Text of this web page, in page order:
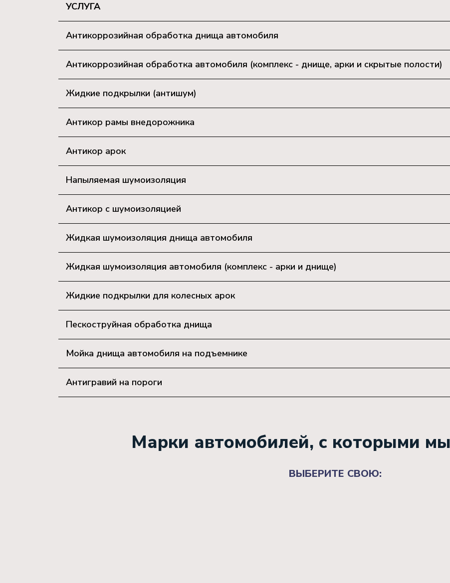
УСЛУГА
Антикоррозийная обработка днища автомобиля
Антикоррозийная обработка автомобиля (комплекс - днище, арки и скрытые полости)
Жидкие подкрылки (антишум)
Антикор рамы внедорожника
Антикор арок
Напыляемая шумоизоляция
Антикор с шумоизоляцией
Жидкая шумоизоляция днища автомобиля
Жидкая шумоизоляция автомобиля (комплекс - арки и днище)
Жидкие подкрылки для колесных арок
Пескоструйная обработка днища
Мойка днища автомобиля на подъемнике
Антигравий на пороги
Марки автомобилей, с которыми
ВЫБЕРИТЕ СВОЮ: